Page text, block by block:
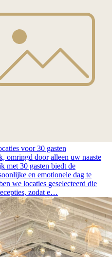
voor 30 gasten
omringd door alleen uw naaste
met 30 gasten biedt de
en emotionele dag te
we locaties geselecteerd die
zodat e…